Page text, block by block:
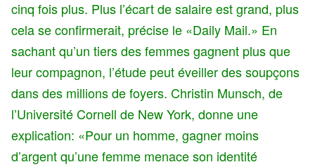
cinq fois plus. Plus l’écart de salaire est grand, plus
cela se confirmerait, précise le «Daily Mail.» En
sachant qu’un tiers des femmes gagnent plus que
leur compagnon, l’étude peut éveiller des soupçons
dans des millions de foyers. Christin Munsch, de
l’Université Cornell de New York, donne une
explication: «Pour un homme, gagner moins
d’argent qu’une femme menace son identité